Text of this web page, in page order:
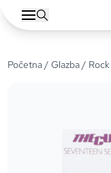
Početna/Glazba/ Rock